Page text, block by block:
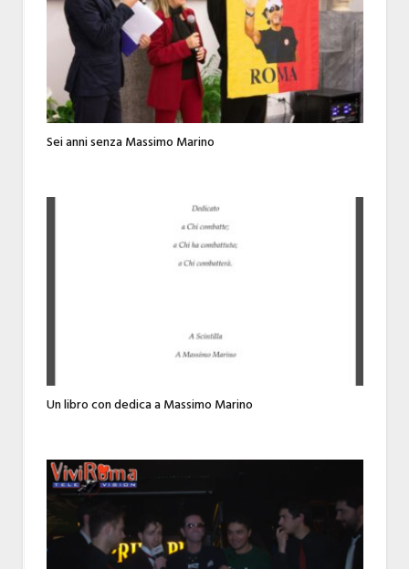
Sei anni senza Massimo Marino
Un libro con dedica a Massimo Marino